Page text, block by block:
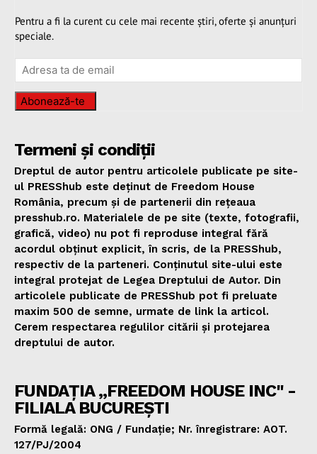
Pentru a fi la curent cu cele mai recente știri, oferte și anunțuri
speciale.
Abonează-te
Termeni și condiții
Dreptul de autor pentru articolele publicate pe site-
ul PRESShub este deținut de Freedom House
România, precum și de partenerii din rețeaua
presshub.ro. Materialele de pe site (texte, fotografii,
grafică, video) nu pot fi reproduse integral fără
acordul obținut explicit, în scris, de la PRESShub,
respectiv de la parteneri. Conținutul site-ului este
integral protejat de Legea Dreptului de Autor. Din
articolele publicate de PRESShub pot fi preluate
maxim 500 de semne, urmate de link la articol.
Cerem respectarea regulilor citării și protejarea
dreptului de autor.
FUNDAȚIA „FREEDOM HOUSE INC" -
FILIALA BUCUREȘTI
Formă legală: ONG / Fundație; Nr. înregistrare: AOT.
127/PJ/2004